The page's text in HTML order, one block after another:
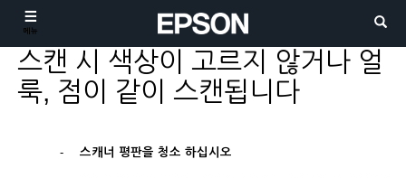
메뉴
스캔 시 색상이 고르지 않거나 얼
룩, 점이 같이 스캔됩니다
- 스캐너 평판을 청소 하십시오